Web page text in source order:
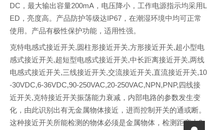
DC，最大输出容量200mA，电压降小，工作电源指示均采用L
ED，亮度高。产品防护等级达IP67，在潮湿环境中均可正常
使用。产品有极性保护功能，适用性强。
克特电感式接近开关,圆柱形接近开关,方形接近开关,超小型电
感式接近开关,超短型电感式接近开关,中长距离接近开关,两线
电感式接近开关,三线接近开关,交流接近开关,直流接近开关,10
-30VDC,6-36VDC,90-250VAC,20-250VAC,NPN,PNP,四线接
近开关,克特接近开关振荡能力衰减，内部电路的参数发生变
化，由此识别出有无金属物体接近，进而控制开关的通或断。
这种接近开关所能检测的物体必须是金属物体，检测距离由0.